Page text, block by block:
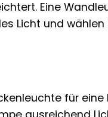
Eine
Licht und
für